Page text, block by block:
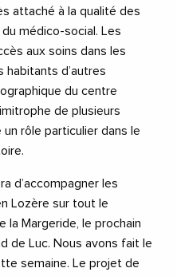
attaché à la qualité des
médico-social. Les
aux soins dans les
habitants d’autres
du centre
de plusieurs
rôle particulier dans le
d’accompagner les
Lozère sur tout le
la Margeride, le prochain
de Luc. Nous avons fait le
semaine. Le projet de